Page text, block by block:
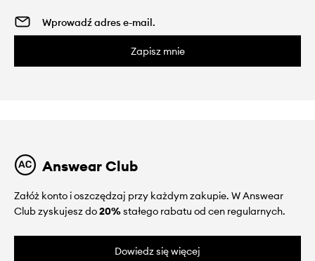
Zapisz mnie
Answear Club
Załóż konto i oszczędzaj przy każdym zakupie. W Answear
Club zyskujesz do20%stałego rabatu od cen regularnych.
Dowiedz się więcej